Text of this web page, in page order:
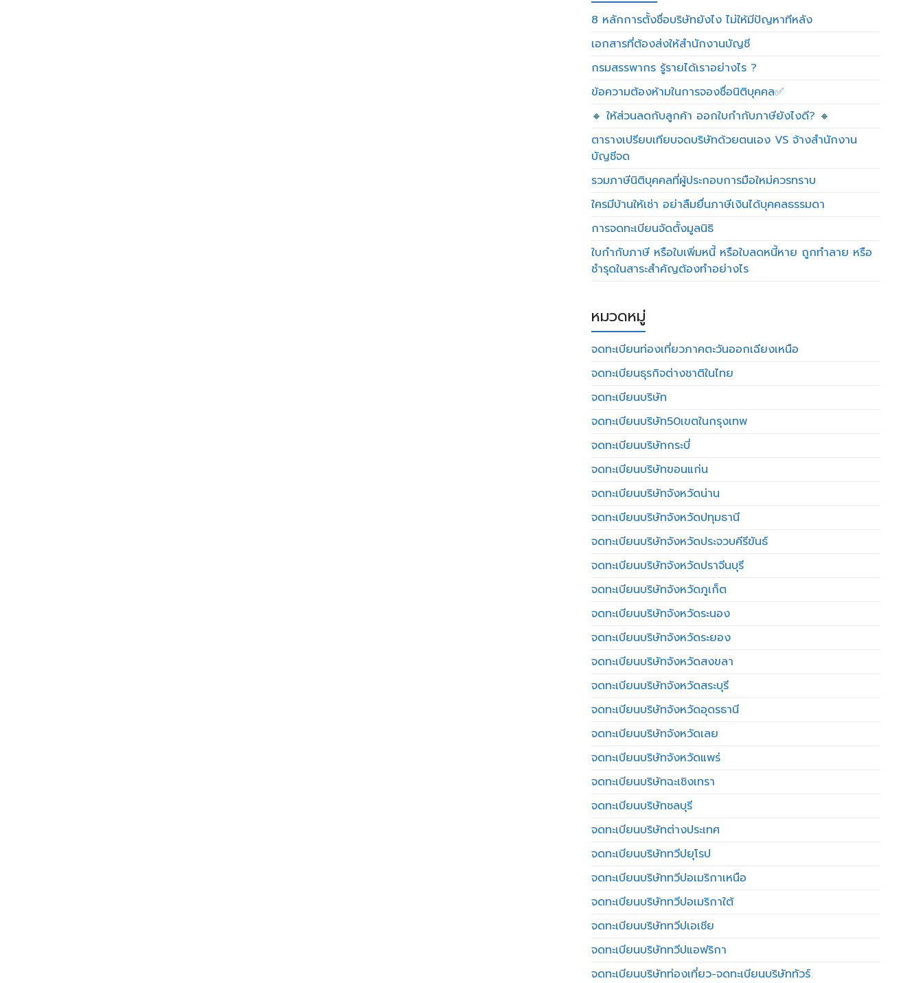
8 หลักการตั้งชื่อบริษัทยังไง ไม่ให้มีปัญหาทีหลัง
เอกสารที่ต้องส่งให้สำนักงานบัญชี
กรมสรรพากร รู้รายได้เราอย่างไร ?
ข้อความต้องห้ามในการจองชื่อนิติบุคคล✅
🔸 ให้ส่วนลดกับลูกค้า ออกใบกำกับภาษียังไงดี? 🔸
ตารางเปรียบเทียบจดบริษัทด้วยตนเอง VS จ้างสำนักงาน
บัญชีจด
รวมภาษีนิติบุคคลที่ผู้ประกอบการมือใหม่ควรทราบ
ใครมีบ้านให้เช่า อย่าลืมยื่นภาษีเงินได้บุคคลธรรมดา
การจดทะเบียนจัดตั้งมูลนิธิ
ใบกำกับภาษี หรือใบเพิ่มหนี้ หรือใบลดหนี้หาย ถูกทำลาย หรือ
ชำรุดในสาระสำคัญต้องทำอย่างไร
หมวดหมู่
จดทะเบียนท่องเที่ยวภาคตะวันออกเฉียงเหนือ
จดทะเบียนธุรกิจต่างชาติในไทย
จดทะเบียนบริษัท
จดทะเบียนบริษัท50เขตในกรุงเทพ
จดทะเบียนบริษัทกระบี่
จดทะเบียนบริษัทขอนแก่น
จดทะเบียนบริษัทจังหวัดน่าน
จดทะเบียนบริษัทจังหวัดปทุมธานี
จดทะเบียนบริษัทจังหวัดประจวบคีรีขันธ์
จดทะเบียนบริษัทจังหวัดปราจีนบุรี
จดทะเบียนบริษัทจังหวัดภูเก็ต
จดทะเบียนบริษัทจังหวัดระนอง
จดทะเบียนบริษัทจังหวัดระยอง
จดทะเบียนบริษัทจังหวัดสงขลา
จดทะเบียนบริษัทจังหวัดสระบุรี
จดทะเบียนบริษัทจังหวัดอุดรธานี
จดทะเบียนบริษัทจังหวัดเลย
จดทะเบียนบริษัทจังหวัดแพร่
จดทะเบียนบริษัทฉะเชิงเทรา
จดทะเบียนบริษัทชลบุรี
จดทะเบียนบริษัทต่างประเทศ
จดทะเบียนบริษัททวีปยุโรป
จดทะเบียนบริษัททวีปอเมริกาเหนือ
จดทะเบียนบริษัททวีปอเมริกาใต้
จดทะเบียนบริษัททวีปเอเชีย
จดทะเบียนบริษัททวีปแอฟริกา
จดทะเบียนบริษัทท่องเที่ยว-จดทะเบียนบริษัททัวร์